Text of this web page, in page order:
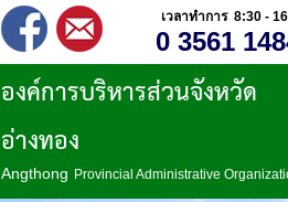
เวลาทำการ 8:30 -
0 3561
องค์การบริหารส่วนจังหวัด
อ่างทอง
Angthong Provincial Administrative